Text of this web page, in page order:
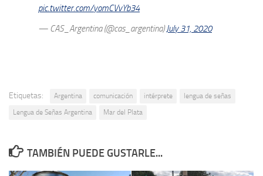
pic.twitter.com/yomCVvYb34
— CAS_Argentina (@cas_argentina)July 31, 2020
Etiquetas: Argentina comunicación intérprete
lengua de señas
Lengua de Señas Argentina
Mar del Plata
TAMBIÉN PUEDE GUSTARLE...